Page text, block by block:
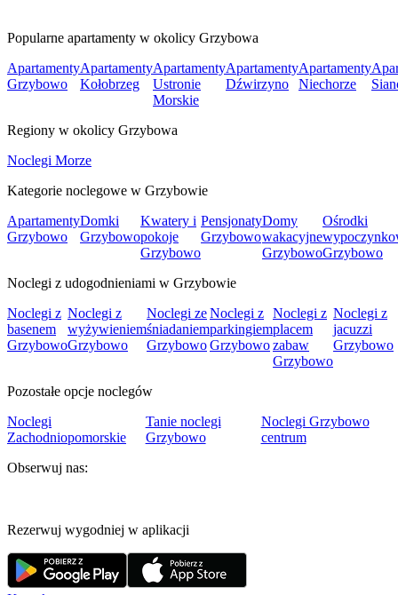
Popularne apartamenty w okolicy Grzybowa
Apartamenty
Grzybowo
Apartamenty
Kołobrzeg
Apartamenty
Ustronie
Morskie
Apartamenty
Dźwirzyno
Apartamenty
Niechorze
Regiony w okolicy Grzybowa
Noclegi Morze
Kategorie noclegowe w Grzybowie
Apartamenty
Grzybowo
Domki
Grzybowo
Kwatery i
pokoje
Grzybowo
Pensjonaty
Grzybowo
Domy
wakacyjne
Grzybowo
Ośrodki
Grzybowo
Noclegi z udogodnieniami w Grzybowie
Noclegi z
basenem
Grzybowo
Noclegi z
wyżywieniem
Grzybowo
Noclegi ze
śniadaniem
Grzybowo
Noclegi z
parkingiem
Grzybowo
Noclegi z
placem
zabaw
Grzybowo
Noclegi z
jacuzzi
Grzybowo
Pozostałe opcje noclegów
Noclegi
Zachodniopomorskie
Tanie noclegi
Grzybowo
Noclegi Grzybowo
centrum
Obserwuj nas:
Rezerwuj wygodniej w aplikacji